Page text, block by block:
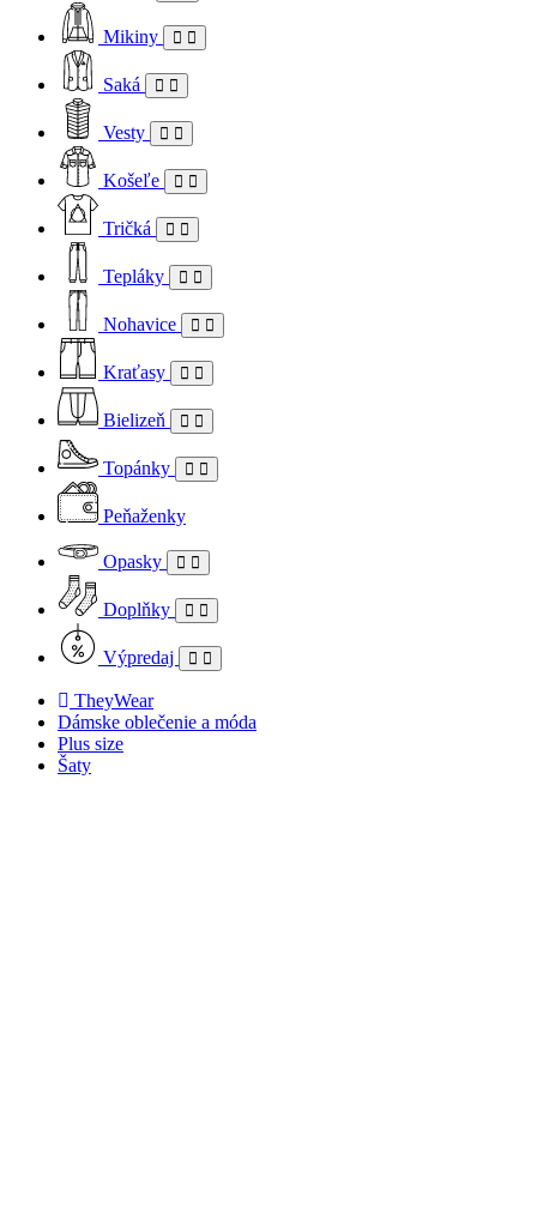
Mikiny
Saká
Vesty
Košeľe
Tričká
Tepláky
Nohavice
Kraťasy
Bielizeň
Topánky
Peňaženky
Opasky
Doplňky
Výpredaj
TheyWear
Dámske oblečenie a móda
Plus size
Šaty